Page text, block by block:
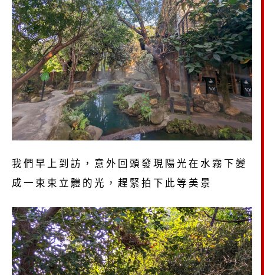
我們早上到訪，意外回頭發現陽光在水霧下變
成一束束立體的光，趕緊拍下此等美景